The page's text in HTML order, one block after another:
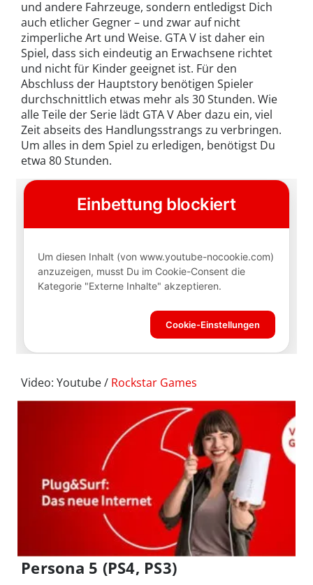
und andere Fahrzeuge, sondern entledigst Dich
auch etlicher Gegner – und zwar auf nicht
zimperliche Art und Weise. GTA V ist daher ein
Spiel, dass sich eindeutig an Erwachsene richtet
und nicht für Kinder geeignet ist. Für den
Abschluss der Hauptstory benötigen Spieler
durchschnittlich etwas mehr als 30 Stunden. Wie
alle Teile der Serie lädt GTA V Aber dazu ein, viel
Zeit abseits des Handlungsstrangs zu verbringen.
Um alles in dem Spiel zu erledigen, benötigst Du
etwa 80 Stunden.
Video: Youtube / Rockstar Games
Persona 5 (PS4, PS3)